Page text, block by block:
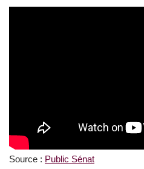
Source : Public Sénat